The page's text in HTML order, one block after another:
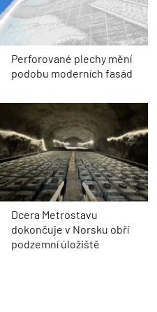
Perforované plechy mění
podobu moderních fasád
Dcera Metrostavu
dokončuje v Norsku obří
podzemní úložiště